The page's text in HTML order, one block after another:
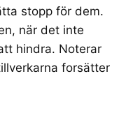
stopp för dem.
när det inte
hindra. Noterar
forsätter